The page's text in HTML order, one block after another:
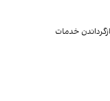
خدمات